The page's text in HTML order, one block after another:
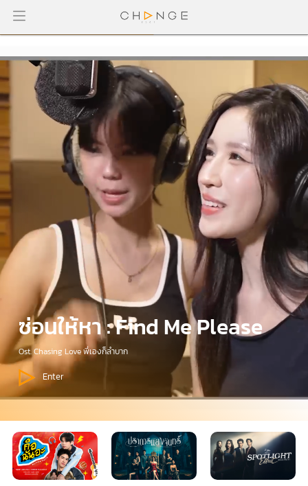
Club Friday The Series ตอน
รักเอง เจ็บเอง
ทุกวันศุกร์ เวลา 21.30 น. ทางช่องวัน 31 และดูย้อนหลัง เวลา 22.30 น. ทางแอป oneD ที่
เดียว!
Enter
ซ่อนให้หา : Find Me Please
Ost. Chasing Love พี่เองก็ลำบาก
Enter
คือฉันอะ : No More Hiding
Ost. Class Crush Crisis เพื่อนสนิทระวังคิดไม่ซื่อ
Enter
ปราการแสงจันทร์
ทุกวันเสาร์ - อาทิตย์ เวลา 21.45 น. ทาง #AmarinTV34
Enter